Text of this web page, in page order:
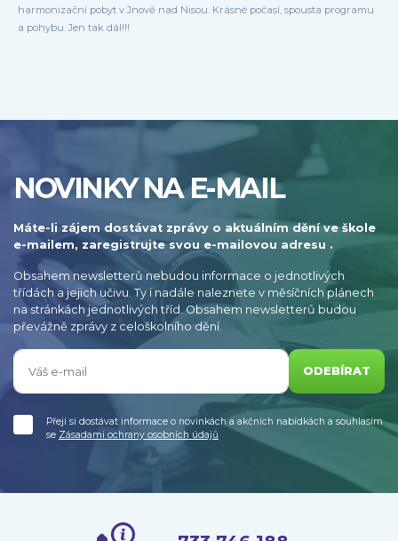
harmonizační pobyt v Jnově nad Nisou. Krásné počasí, spousta programu
a pohybu. Jen tak dál!!!
NOVINKY NA E-MAIL
Máte-li zájem dostávat zprávy o aktuálním dění ve škole
e-mailem, zaregistrujte svou e-mailovou adresu .
Obsahem newsletterů nebudou informace o jednotlivých
třídách a jejich učivu. Ty i nadále naleznete v měsíčních plánech
na stránkách jednotlivých tříd. Obsahem newsletterů budou
převážně zprávy z celoškolního dění.
ODEBÍRAT
Přeji si dostávat informace o novinkách a akčních nabídkách a souhlasím
se Zásadami ochrany osobních údajů